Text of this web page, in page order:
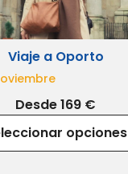
Viaje a Oporto
Desde 169 €
opciones